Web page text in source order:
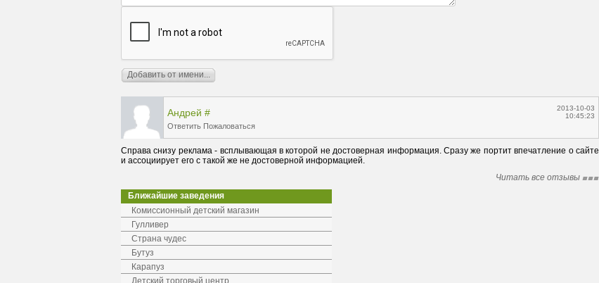
Андрей #
Ответить Пожаловаться
2013-10-03
10:45:23
Справа снизу реклама - всплывающая в которой не достоверная информация. Сразу же портит впечатление о сайте
и ассоциирует его с такой же не достоверной информацией.
Читать все отзывы
Ближайшие заведения
Комиссионный детский магазин
Гулливер
Страна чудес
Бутуз
Карапуз
Детский торговый центр